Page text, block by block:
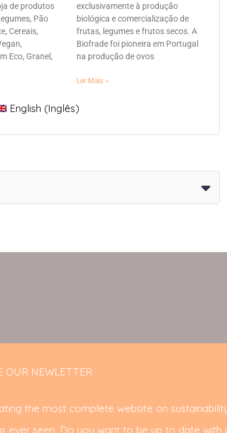
de produtos
Pão
Cereais,
Eco, Granel,
exclusivamente à produção
biológica e comercialização de
frutas, legumes e frutos secos. A
Biofrade foi pioneira em Portugal
na produção de ovos
Ler Mais »
English (Inglês)
OUR NEWLETTER
the most complete website on
ever seen. Do you want to be up to date with